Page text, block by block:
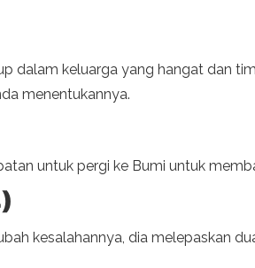
dalam keluarga yang hangat dan
menentukannya.
untuk pergi ke Bumi untuk
kesalahannya, dia melepaskan